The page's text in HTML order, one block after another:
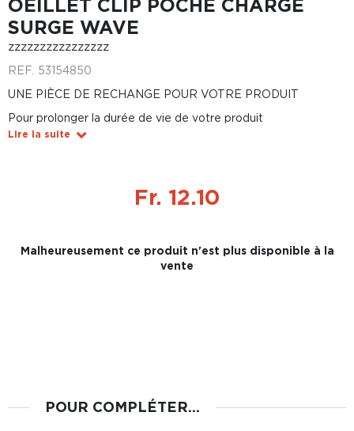
OEILLET CLIP POCHE CHARGE
SURGE WAVE
zzzzzzzzzzzzzzzz
REF. 53154850
UNE PIÈCE DE RECHANGE POUR VOTRE PRODUIT
Pour prolonger la durée de vie de votre produit
Lire la suite
Fr. 12.10
Malheureusement ce produit n'est plus disponible à la
vente
POUR COMPLÉTER...